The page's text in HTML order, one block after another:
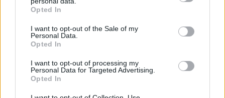
grant or deny consent to Google and its third-party tags to
use your data for below specified purposes in below Google
consent section.
Opted In
I want to opt-out of the Sale of my
Personal Data.
Opted In
I want to opt-out of processing my
Personal Data for Targeted Advertising.
Opted In
Επαγγελματική Εκπαίδευση & Εξειδίκευση: Το Mοντέλο που
σε Bάζει στην Aγορά Eργασίας
ΡΟΗ ΕΙΔΗΣΕΩΝ
Ειδήσεις Δημοφιλή Σχολιασμένα